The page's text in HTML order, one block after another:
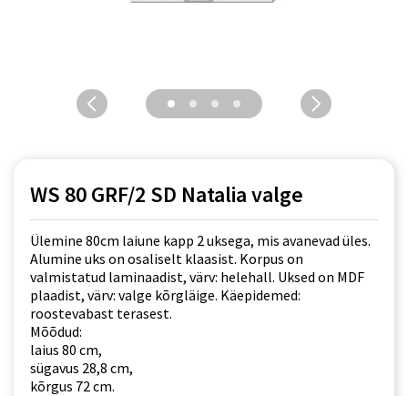
WS 80 GRF/2 SD Natalia valge
Ülemine 80cm laiune kapp 2 uksega, mis avanevad üles.
Alumine uks on osaliselt klaasist. Korpus on
valmistatud laminaadist, värv: helehall. Uksed on MDF
plaadist, värv: valge kõrgläige. Käepidemed:
roostevabast terasest.
Mõõdud:
laius 80 cm,
sügavus 28,8 cm,
kõrgus 72 cm.